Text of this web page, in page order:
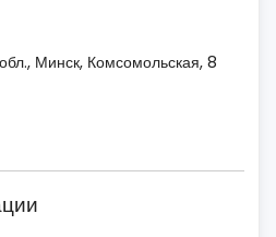
Минск, Комсомольская, 8